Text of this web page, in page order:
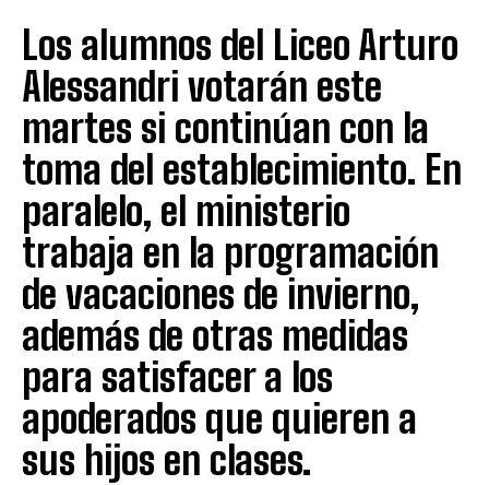
Los alumnos del Liceo Arturo
Alessandri votarán este
martes si continúan con la
toma del establecimiento. En
paralelo, el ministerio
trabaja en la programación
de vacaciones de invierno,
además de otras medidas
para satisfacer a los
apoderados que quieren a
sus hijos en clases.